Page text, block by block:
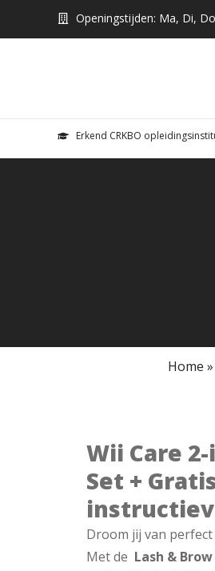
Openingstijden: Ma, Di,
Erkend CRKBO
Home »
Wii Care
Set +
Droom jij van
Met de Lash &